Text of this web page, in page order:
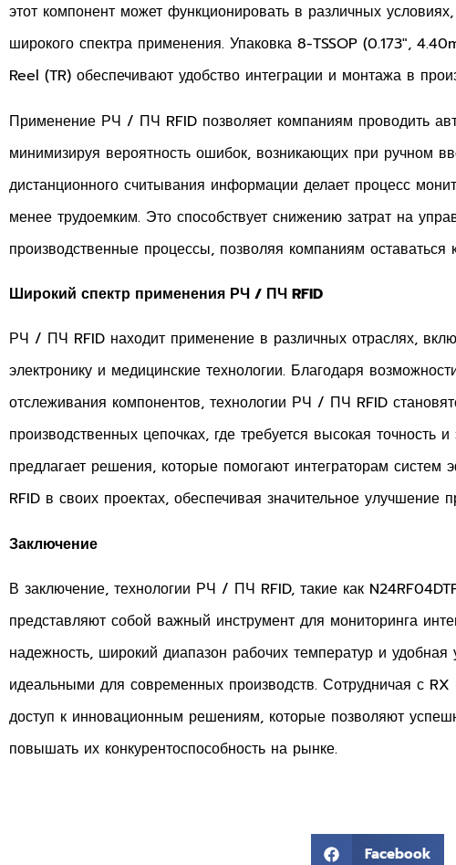
этот компонент может функционировать в различных
широкого спектра применения. Упаковка 8-TSSOP (0.173″,
Reel (TR) обеспечивают удобство интеграции и монтажа в
Применение РЧ / ПЧ RFID позволяет компаниям проводить
минимизируя вероятность ошибок, возникающих при ручном
дистанционного считывания информации делает процесс
менее трудоемким. Это способствует снижению затрат на
производственные процессы, позволяя компаниям
Широкий спектр применения РЧ / ПЧ RFID
РЧ / ПЧ RFID находит применение в различных отраслях,
электронику и медицинские технологии. Благодаря
отслеживания компонентов, технологии РЧ / ПЧ RFID
производственных цепочках, где требуется высокая точность
предлагает решения, которые помогают интеграторам
RFID в своих проектах, обеспечивая значительное улучшение
Заключение
В заключение, технологии РЧ / ПЧ RFID, такие как
представляют собой важный инструмент для мониторинга
надежность, широкий диапазон рабочих температур и
идеальными для современных производств. Сотрудничая с
доступ к инновационным решениям, которые позволяют
повышать их конкурентоспособность на рынке.
Facebook